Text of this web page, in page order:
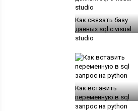
Как связать базу
данных sql с visual
studio
Как вставить
переменную в sql
запрос на python